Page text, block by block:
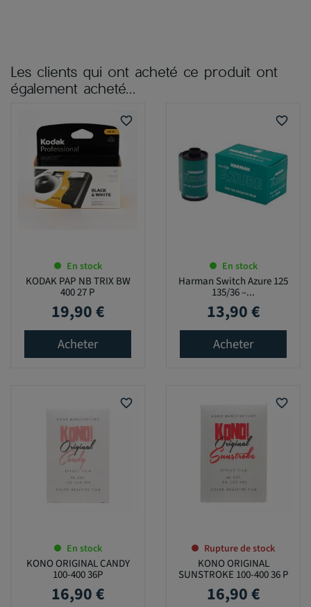
Les clients qui ont acheté ce produit ont
également acheté...
favorite_border
En stock
KODAK PAP NB TRIX BW
400 27 P
Prix
19,90 €
Acheter
favorite_border
En stock
Harman Switch Azure 125
135/36 –...
Prix
13,90 €
Acheter
favorite_border
En stock
KONO ORIGINAL CANDY
100-400 36P
Prix
16,90 €
favorite_border
Rupture de stock
KONO ORIGINAL
SUNSTROKE 100-400 36 P
Prix
16,90 €